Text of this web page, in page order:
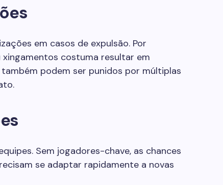
em casos de expulsão. Por
costuma resultar em
podem ser punidos por múltiplas
Sem jogadores-chave, as chances
se adaptar rapidamente a novas